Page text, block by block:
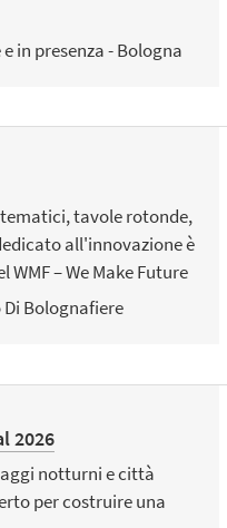
in presenza - Bologna
tavole rotonde,
all'innovazione è
– We Make Future
Bolognafiere
2026
notturni e città
per costruire una